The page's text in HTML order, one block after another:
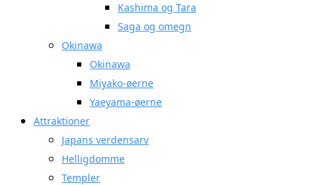
Kashima og Tara
Saga og omegn
Okinawa
Okinawa
Miyako-øerne
Yaeyama-øerne
Attraktioner
Japans verdensarv
Helligdomme
Templer